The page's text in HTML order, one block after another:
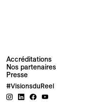
Accréditations
Nos partenaires
Presse
#VisionsduReel